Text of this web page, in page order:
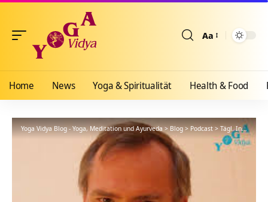
Aa
Home News Yoga & Spiritualität Health & Food
Yoga Vidya Blog - Yoga, Meditation und Ayurveda>Blog>Podcast>Tägl. Inspiration